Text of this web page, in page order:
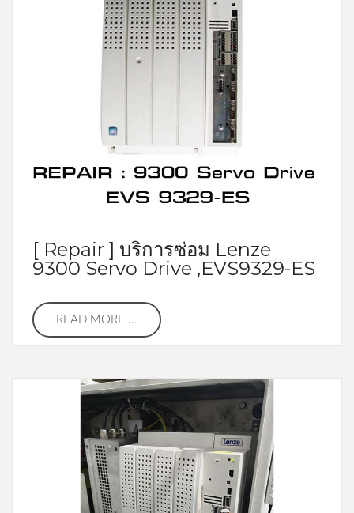
[ Repair ] บริการซ่อม Lenze
9300 Servo Drive ,EVS9329-ES
READ MORE ...